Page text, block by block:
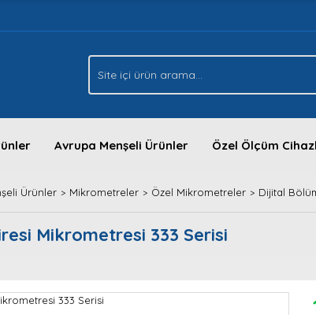
Avrupa Menşeli Ürünler Özel Ölçüm
Ürünler Mikrometreler Özel Mikrometreler Dijital
Mikrometresi 333 Serisi